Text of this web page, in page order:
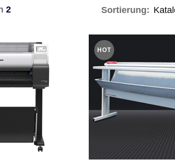
2 Sortierung:
HOT